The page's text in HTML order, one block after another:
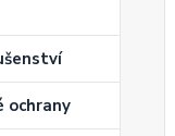
ochrany